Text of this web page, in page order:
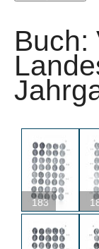
Buch:
183